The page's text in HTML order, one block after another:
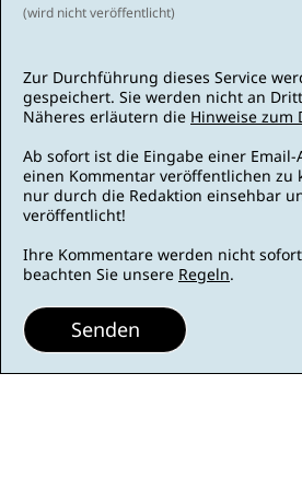
(wird nicht veröffentlicht)
Zur Durchführung dieses Service
gespeichert. Sie werden nicht an
Näheres erläutern die Hinweise zum
Ab sofort ist die Eingabe einer
einen Kommentar veröffentlichen zu
nur durch die Redaktion einsehbar
veröffentlicht!
Ihre Kommentare werden nicht
beachten Sie unsere Regeln.
Senden